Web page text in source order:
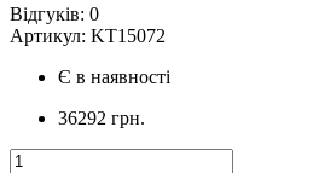
Відгуків: 0
Артикул: KT15072
Є в наявності
36292 грн.